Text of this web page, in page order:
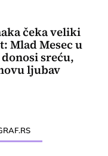
čeka veliki
Mlad Mesec u
sreću,
ljubav